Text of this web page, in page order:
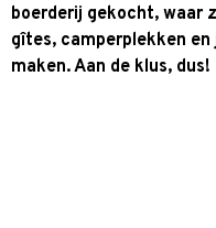
boerderij gekocht, waar
gîtes, camperplekken
maken. Aan de klus, dus!